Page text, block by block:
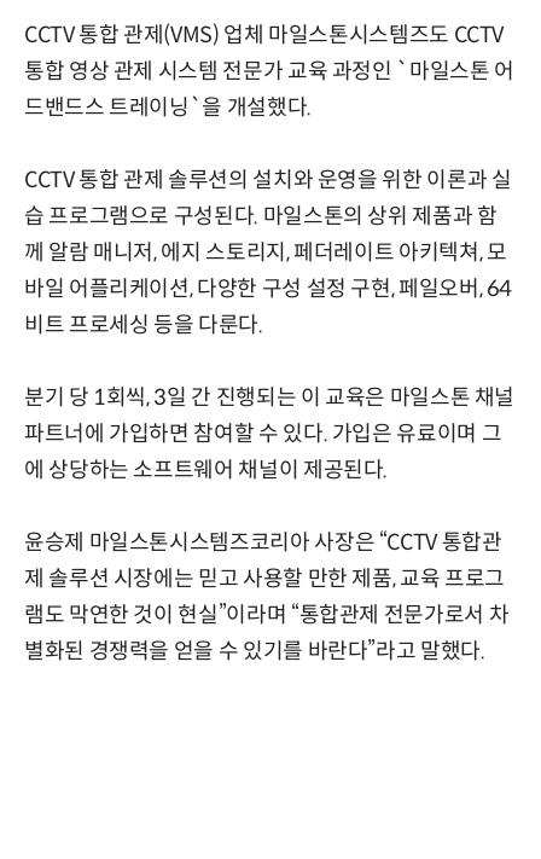
CCTV 통합 관제(VMS) 업체 마일스톤시스템즈도 CCTV
통합 영상 관제 시스템 전문가 교육 과정인 `마일스톤 어
드밴드스 트레이닝`을 개설했다.
CCTV 통합 관제 솔루션의 설치와 운영을 위한 이론과 실
습 프로그램으로 구성된다. 마일스톤의 상위 제품과 함
께 알람 매니저, 에지 스토리지, 페더레이트 아키텍쳐, 모
바일 어플리케이션, 다양한 구성 설정 구현, 페일오버, 64
비트 프로세싱 등을 다룬다.
분기 당 1회씩, 3일 간 진행되는 이 교육은 마일스톤 채널
파트너에 가입하면 참여할 수 있다. 가입은 유료이며 그
에 상당하는 소프트웨어 채널이 제공된다.
윤승제 마일스톤시스템즈코리아 사장은 “CCTV 통합관
제 솔루션 시장에는 믿고 사용할 만한 제품, 교육 프로그
램도 막연한 것이 현실”이라며 “통합관제 전문가로서 차
별화된 경쟁력을 얻을 수 있기를 바란다”라고 말했다.